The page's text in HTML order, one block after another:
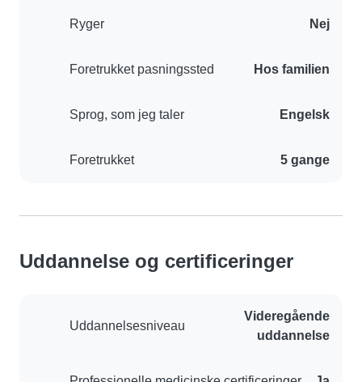
Ryger Nej
Foretrukket pasningssted Hos familien
Sprog, som jeg taler Engelsk
Foretrukket 5 gange
Uddannelse og certificeringer
Uddannelsesniveau
Videregående
uddannelse